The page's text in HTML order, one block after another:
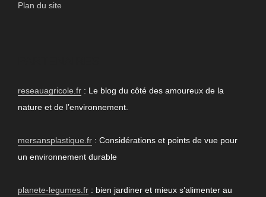
Plan du site
reseauagricole.fr : Le blog du côté des amoureux de la
nature et de l’environnement.
mersansplastique.fr : Considérations et points de vue pour
un environnement durable
planete-legumes.fr : bien jardiner et mieux s’alimenter au